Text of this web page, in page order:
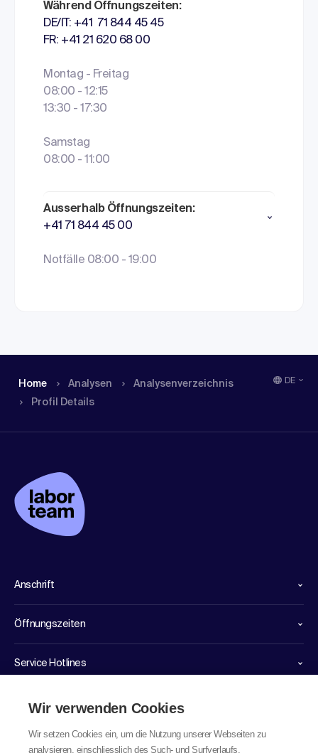
Während Öffnungszeiten:
DE/IT: +41 71 844 45 45
FR: +41 21 620 68 00
Montag - Freitag
08:00 - 12:15
13:30 - 17:30
Samstag
08:00 - 11:00
Ausserhalb Öffnungszeiten:
+41 71 844 45 00
Notfälle 08:00 - 19:00
Home Analysen
Analysen­verzeichnis
Profil Details
DE
Anschrift
Öffnungszeiten
Service Hotlines
LinksWir verwenden Cookies
Wir setzen Cookies ein, um die Nutzung unserer Webseiten zu
analysieren, einschliesslich des Such- und Surfverlaufs,